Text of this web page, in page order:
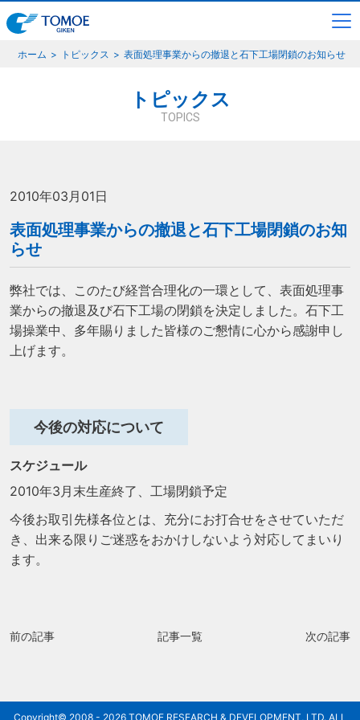
ホーム トピックス 表面処理事業からの撤退と石下工場閉鎖のお知らせ
トピックス
TOPICS
2010年03月01日
表面処理事業からの撤退と石下工場閉鎖のお知
らせ
弊社では、このたび経営合理化の一環として、表面処理事
業からの撤退及び石下工場の閉鎖を決定しました。石下工
場操業中、多年賜りました皆様のご懇情に心から感謝申し
上げます。
今後の対応について
スケジュール
2010年3月末生産終了、工場閉鎖予定
今後お取引先様各位とは、充分にお打合せをさせていただ
き、出来る限りご迷惑をおかけしないよう対応してまいり
ます。
前の記事 記事一覧 次の記事
Copyright© 2008 - 2026 TOMOE RESEARCH & DEVELOPMENT, LTD. ALL